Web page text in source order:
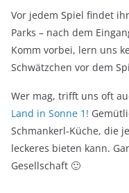
Vor jedem Spiel findet
Parks – nach dem
Komm vorbei, lern uns
Schwätzchen vor dem
Wer mag, trifft uns oft
Land in Sonne 1!
Schmankerl-Küche, die
leckeres bieten kann.
Gesellschaft 🙂